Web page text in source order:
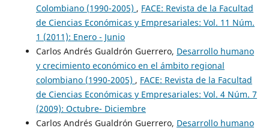
Colombiano (1990-2005) , FACE: Revista de la Facultad
de Ciencias Económicas y Empresariales: Vol. 11 Núm.
1 (2011): Enero - Junio
Carlos Andrés Gualdrón Guerrero, Desarrollo humano
y crecimiento económico en el ámbito regional
colombiano (1990-2005) , FACE: Revista de la Facultad
de Ciencias Económicas y Empresariales: Vol. 4 Núm. 7
(2009): Octubre- Diciembre
Carlos Andrés Gualdrón Guerrero, Desarrollo humano